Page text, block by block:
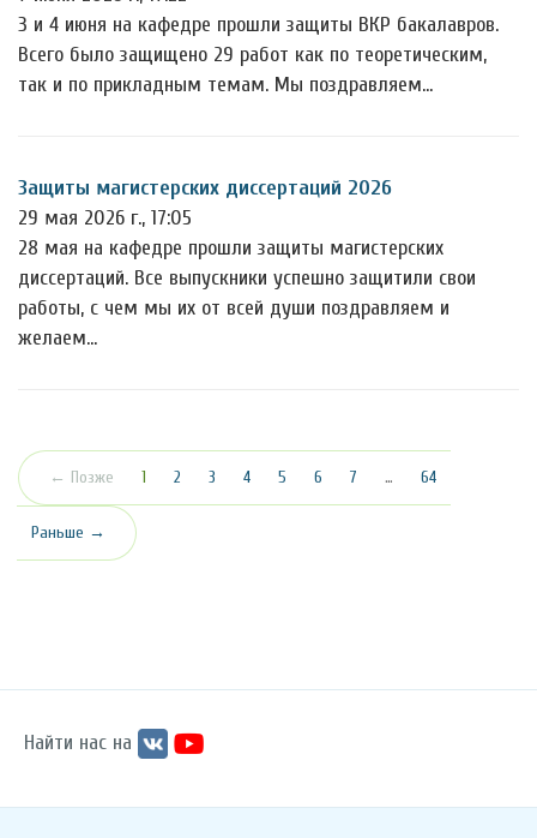
3 и 4 июня на кафедре прошли защиты ВКР бакалавров.
Всего было защищено 29 работ как по теоретическим,
так и по прикладным темам. Мы поздравляем…
Защиты магистерских диссертаций 2026
29 мая 2026 г., 17:05
28 мая на кафедре прошли защиты магистерских
диссертаций. Все выпускники успешно защитили свои
работы, с чем мы их от всей души поздравляем и
желаем…
← Позже 1 (текущая)
2 3 4 5 6 7 … 64
Раньше →
Найти нас на